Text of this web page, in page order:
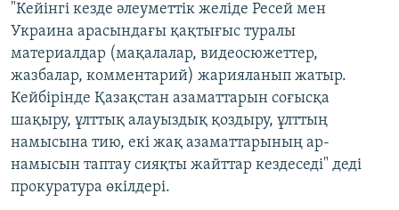
"Кейінгі кезде әлеуметтік желіде Ресей мен
Украина арасындағы қақтығыс туралы
материалдар (мақалалар, видеосюжеттер,
жазбалар, комментарий) жарияланып жатыр.
Кейбірінде Қазақстан азаматтарын соғысқа
шақыру, ұлттық алауыздық қоздыру, ұлттың
намысына тию, екі жақ азаматтарының ар-
намысын таптау сияқты жайттар кездеседі" деді
прокуратура өкілдері.